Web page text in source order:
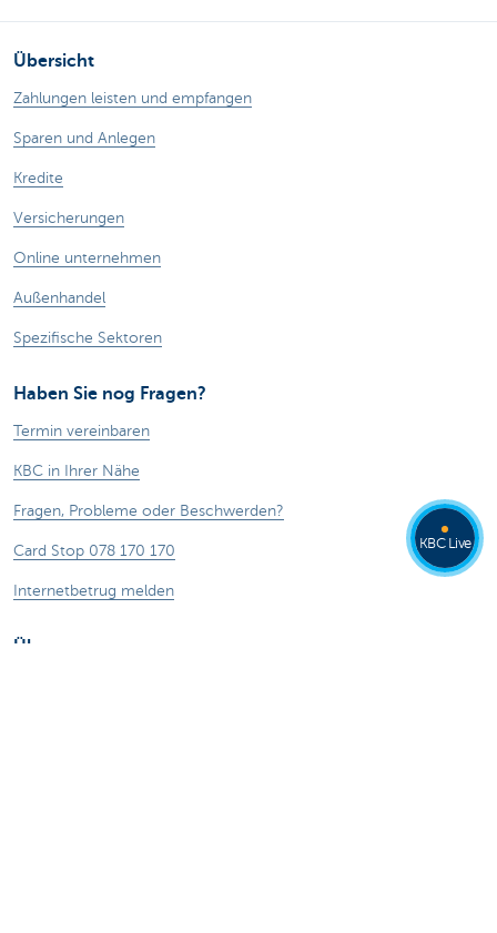
Übersicht
Zahlungen leisten und empfangen
Sparen und Anlegen
Kredite
Versicherungen
Online unternehmen
Außenhandel
Spezifische Sektoren
Haben Sie nog Fragen?
Termin vereinbaren
KBC in Ihrer Nähe
Fragen, Probleme oder Beschwerden?
Card Stop 078 170 170
Internetbetrug melden
Über uns
KBC Live